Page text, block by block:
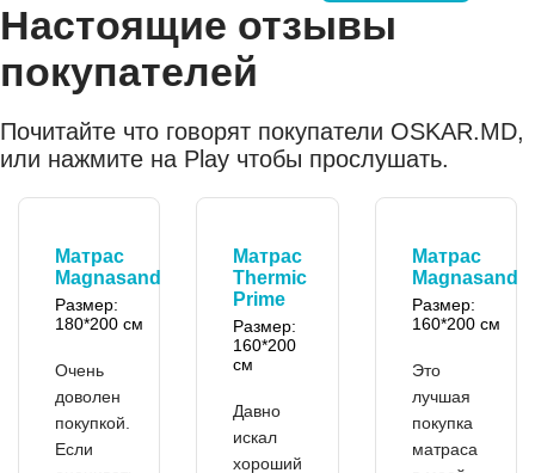
Настоящие отзывы
покупателей
Почитайте что говорят покупатели OSKAR.MD,
или нажмите на Play чтобы прослушать.
Матрас
Magnasand
Размер:
180*200 см
Очень
доволен
покупкой.
Если
Матрас
Thermic
Prime
Размер:
160*200
см
Давно
искал
хороший
Матрас
Magnasand
Размер:
160*200 см
Это
лучшая
покупка
матраса